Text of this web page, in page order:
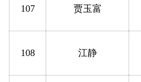
107 贾玉富
108 江静